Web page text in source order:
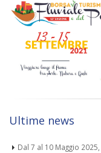
Ultime news
Dal 7 al 10 Maggio